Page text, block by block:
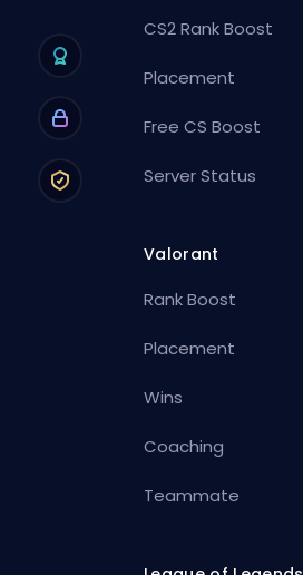
CS2 Rank Boost
Placement
Free CS Boost
Server Status
Valorant
Rank Boost
Placement
Wins
Coaching
Teammate